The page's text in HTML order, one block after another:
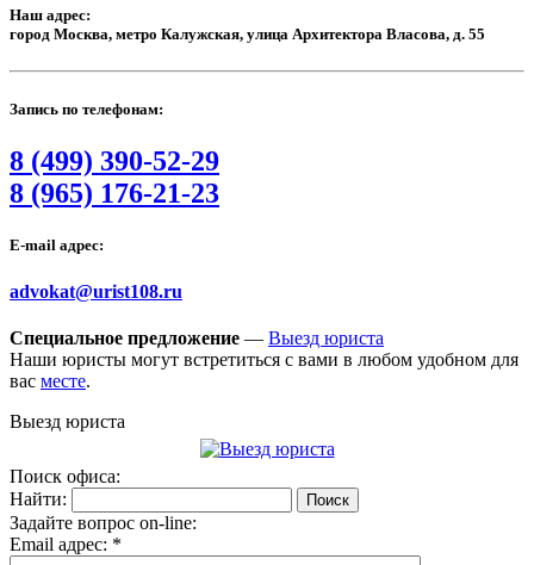
Наш адрес:
город Москва, метро Калужская, улица Архитектора Власова, д. 55
Запись по телефонам:
8 (499) 390-52-29
8 (965) 176-21-23
E-mail адрес:
advokat@urist108.ru
Специальное предложение — Выезд юриста
Наши юристы могут встретиться с вами в любом удобном для
вас месте.
Выезд юриста
Поиск офиса:
Найти:
Задайте вопрос on-line:
Email адрес: *